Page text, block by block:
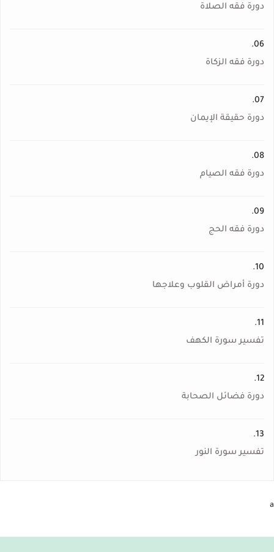
دورة فقه الصلاة
06.
دورة فقه الزكاة
07.
دورة حقيقة الإيمان
08.
دورة فقه الصيام
09.
دورة فقه الحج
10.
دورة أمراض القلوب وعلاجها
11.
تفسير سورة الكهف
12.
دورة فضائل الصحابة
13.
تفسير سورة النور
a